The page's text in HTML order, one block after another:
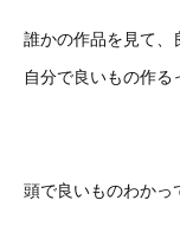
誰かの作品を見て
自分で良いもの作
頭で良いものわか